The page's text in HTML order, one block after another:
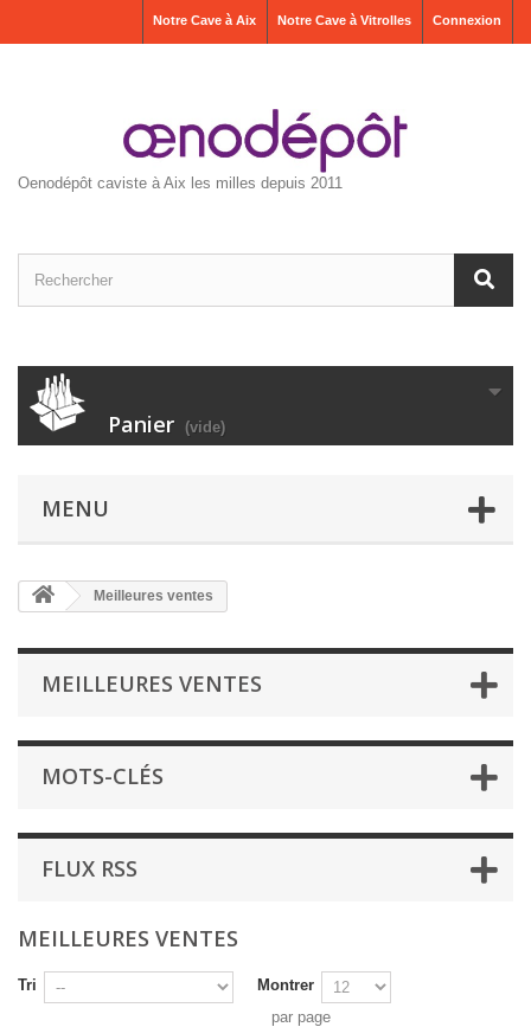
Connexion
Notre Cave à Vitrolles
Notre Cave à Aix
Oenodépôt caviste à Aix les milles depuis 2011
Panier (vide)
MENU
Meilleures ventes
MEILLEURES VENTES
MOTS-CLÉS
FLUX RSS
MEILLEURES VENTES
Tri
Montrer
par page